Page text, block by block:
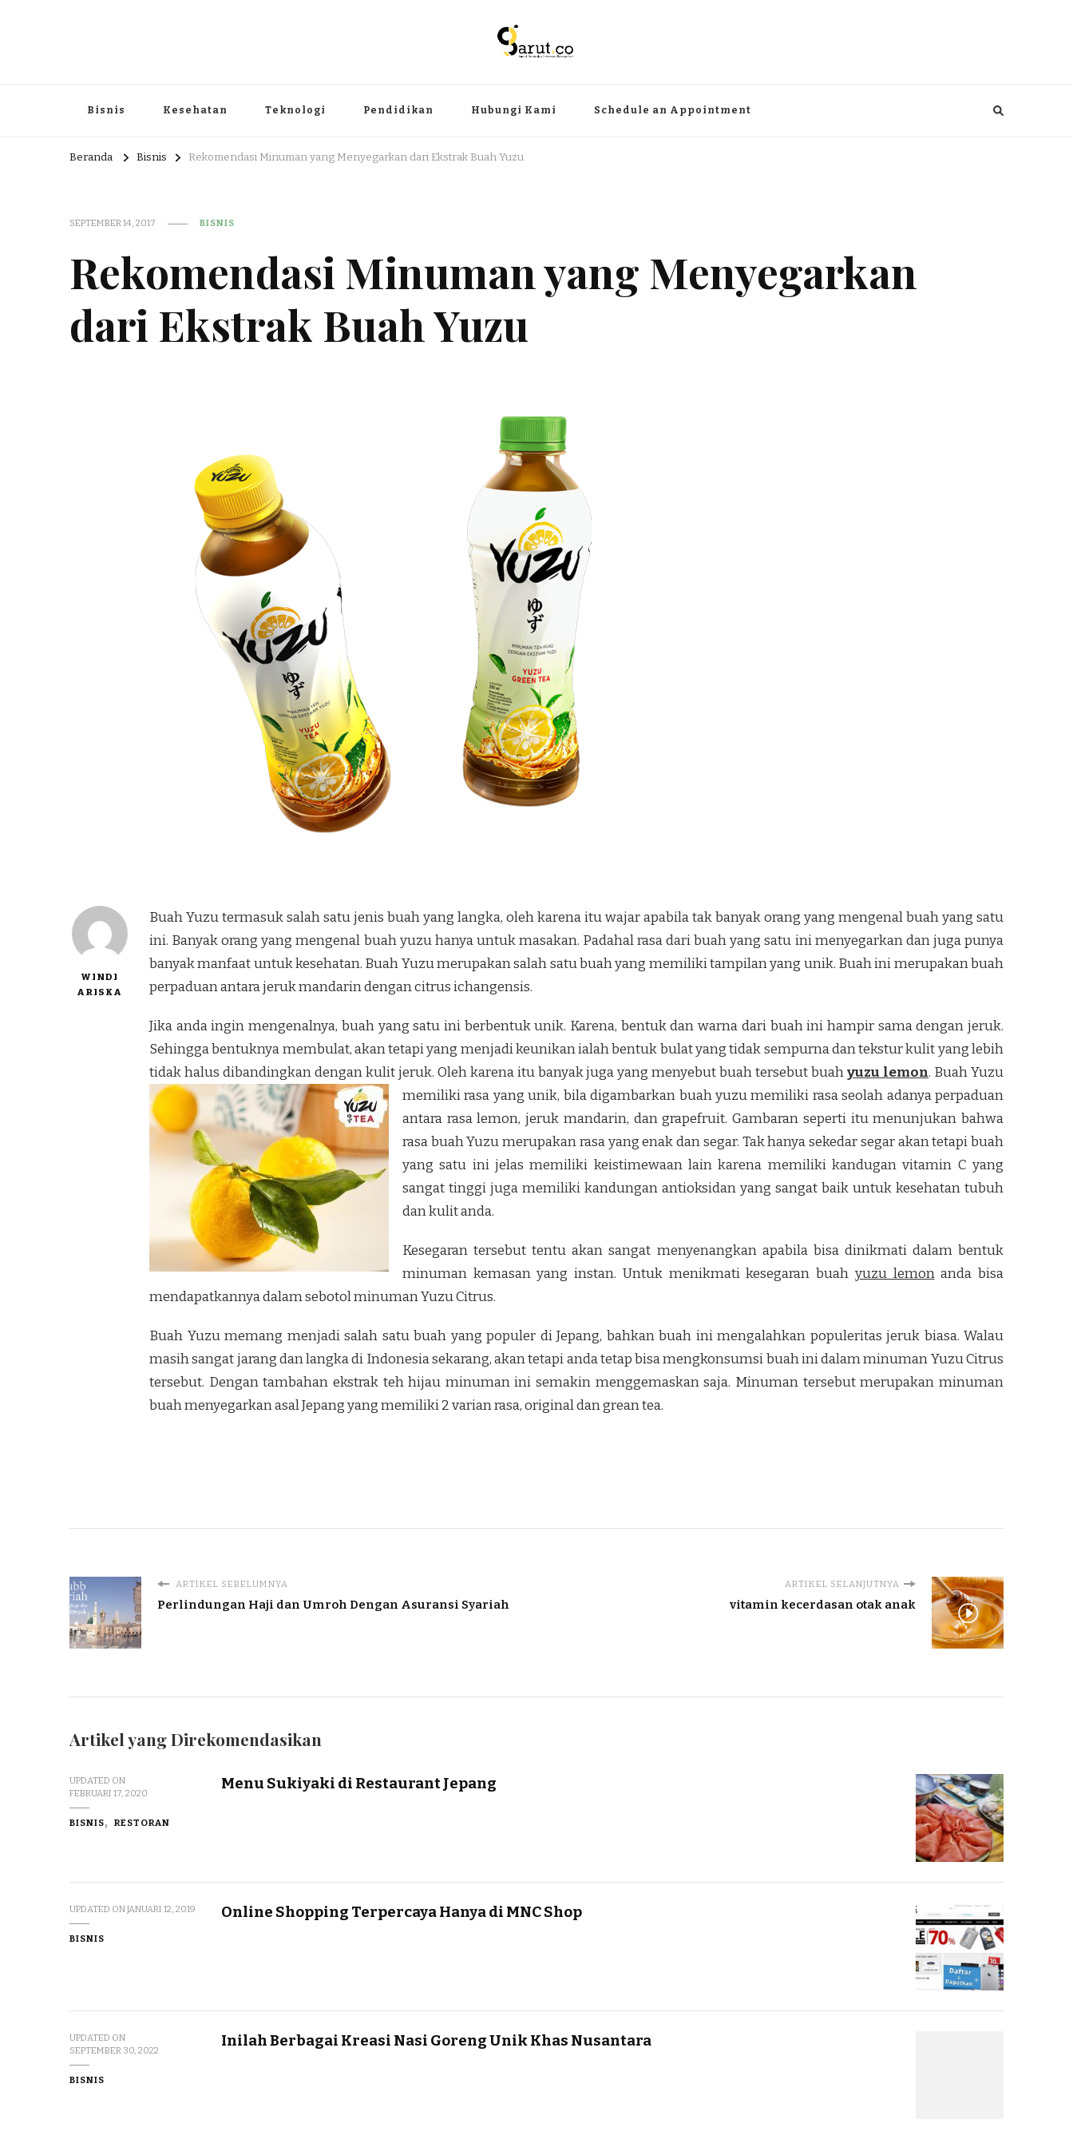
Bisnis Kesehatan Teknologi Pendidikan Hubungi Kami Schedule an Appointment
Beranda Bisnis Rekomendasi Minuman yang Menyegarkan dari Ekstrak Buah Yuzu
SEPTEMBER 14, 2017 BISNIS
Rekomendasi Minuman yang Menyegarkan
dari Ekstrak Buah Yuzu
WINDI
ARISKA
Buah Yuzu termasuk salah satu jenis buah yang langka, oleh karena itu wajar apabila tak banyak orang yang mengenal buah yang satu
ini. Banyak orang yang mengenal buah yuzu hanya untuk masakan. Padahal rasa dari buah yang satu ini menyegarkan dan juga punya
banyak manfaat untuk kesehatan. Buah Yuzu merupakan salah satu buah yang memiliki tampilan yang unik. Buah ini merupakan buah
perpaduan antara jeruk mandarin dengan citrus ichangensis.
Jika anda ingin mengenalnya, buah yang satu ini berbentuk unik. Karena, bentuk dan warna dari buah ini hampir sama dengan jeruk.
Sehingga bentuknya membulat, akan tetapi yang menjadi keunikan ialah bentuk bulat yang tidak sempurna dan tekstur kulit yang lebih
tidak halus dibandingkan dengan kulit jeruk. Oleh karena itu banyak juga yang menyebut buah tersebut buahyuzu lemon. Buah Yuzu
memiliki rasa yang unik, bila digambarkan buah yuzu memiliki rasa seolah adanya perpaduan
antara rasa lemon, jeruk mandarin, dan grapefruit. Gambaran seperti itu menunjukan bahwa
rasa buah Yuzu merupakan rasa yang enak dan segar. Tak hanya sekedar segar akan tetapi buah
yang satu ini jelas memiliki keistimewaan lain karena memiliki kandugan vitamin C yang
sangat tinggi juga memiliki kandungan antioksidan yang sangat baik untuk kesehatan tubuh
dan kulit anda.
Kesegaran tersebut tentu akan sangat menyenangkan apabila bisa dinikmati dalam bentuk
minuman kemasan yang instan. Untuk menikmati kesegaran buah yuzu lemonanda bisa
mendapatkannya dalam sebotol minuman Yuzu Citrus.
Buah Yuzu memang menjadi salah satu buah yang populer di Jepang, bahkan buah ini mengalahkan populeritas jeruk biasa. Walau
masih sangat jarang dan langka di Indonesia sekarang, akan tetapi anda tetap bisa mengkonsumsi buah ini dalam minuman Yuzu Citrus
tersebut. Dengan tambahan ekstrak teh hijau minuman ini semakin menggemaskan saja. Minuman tersebut merupakan minuman
buah menyegarkan asal Jepang yang memiliki 2 varian rasa, original dan grean tea.
ARTIKEL SEBELUMNYA
Perlindungan Haji dan Umroh Dengan Asuransi Syariah
ARTIKEL SELANJUTNYA
vitamin kecerdasan otak anak
Artikel yang Direkomendasikan
UPDATED ON
FEBRUARI 17, 2020
BISNIS RESTORAN
Menu Sukiyaki di Restaurant Jepang
UPDATED ONJANUARI 12, 2019
BISNIS
Online Shopping Terpercaya Hanya di MNC Shop
UPDATED ON
SEPTEMBER 30, 2022
BISNIS
Inilah Berbagai Kreasi Nasi Goreng Unik Khas Nusantara